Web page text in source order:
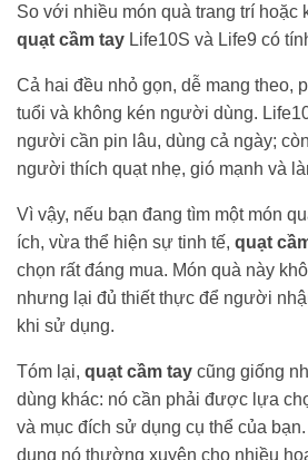
So với nhiều món quà trang trí hoặc
quạt cầm tay Life10S và Life9 có
Cả hai đều nhỏ gọn, dễ mang theo,
tuổi và không kén người dùng.
người cần pin lâu, dùng cả ngày;
người thích quạt nhẹ, gió mạnh và
Vì vậy, nếu bạn đang tìm một món
ích, vừa thể hiện sự tinh tế, quạt
chọn rất đáng mua. Món quà này
nhưng lại đủ thiết thực để người
khi sử dụng.
Tóm lại, quạt cầm tay cũng giống
dùng khác: nó cần phải được lựa
và mục đích sử dụng cụ thể của
dụng nó thường xuyên cho nhiều